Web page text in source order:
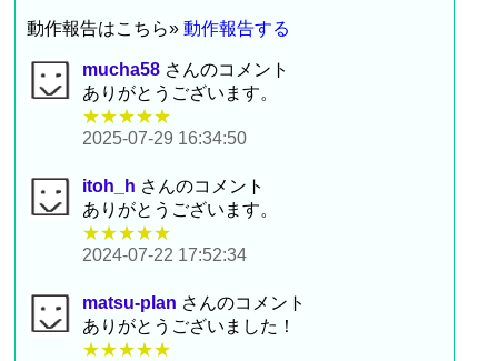
動作報告はこちら»動作報告する
mucha58 さんのコメント
ありがとうございます。
★★★★★
2025-07-29 16:34:50
itoh_h さんのコメント
ありがとうございます。
★★★★★
2024-07-22 17:52:34
matsu-plan さんのコメント
ありがとうございました！
★★★★★